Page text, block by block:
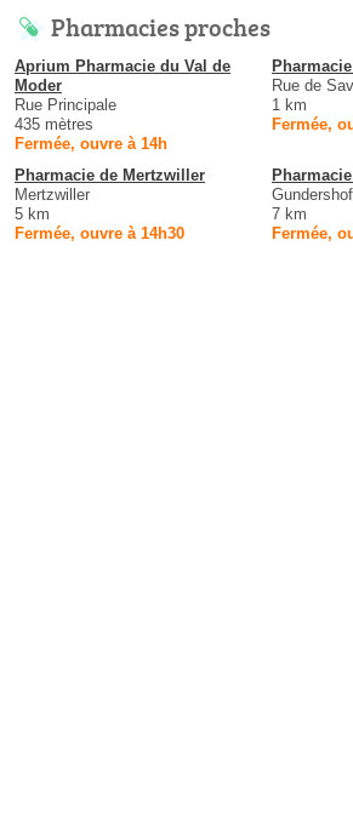
Pharmacies proches
Aprium Pharmacie du Val de
Moder
Rue Principale
435 mètres
Fermée, ouvre à 14h
Rue de
1 km
Fermée,
Pharmacie de Mertzwiller
Mertzwiller
5 km
Fermée, ouvre à 14h30
7 km
Fermée,